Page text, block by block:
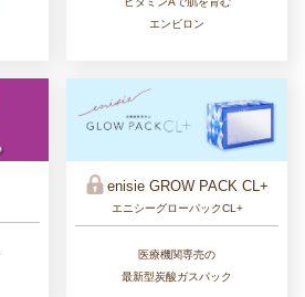
エンビロン
enisie GROW PACK CL+
エニシーグローパックCL+
医療機関専売の
最新型炭酸ガスパック